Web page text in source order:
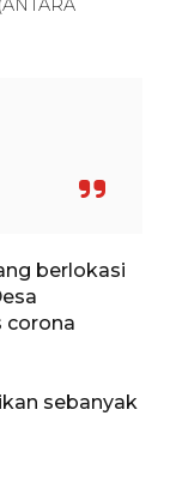
berlokasi
corona
sebanyak